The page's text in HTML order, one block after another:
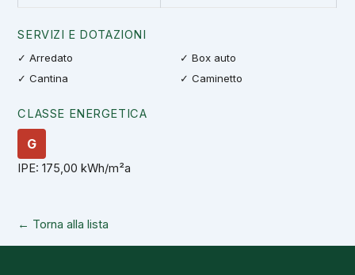
SERVIZI E DOTAZIONI
✓ Arredato
✓ Box auto
✓ Cantina
✓ Caminetto
CLASSE ENERGETICA
G
IPE: 175,00 kWh/m²a
← Torna alla lista